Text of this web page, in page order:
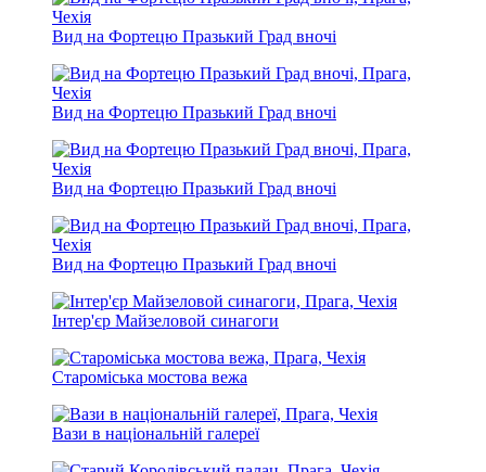
Вид на Фортецю Празький Град вночі
Вид на Фортецю Празький Град вночі
Вид на Фортецю Празький Град вночі
Вид на Фортецю Празький Град вночі
Інтер'єр Майзеловой синагоги
Староміська мостова вежа
Вази в національній галереї